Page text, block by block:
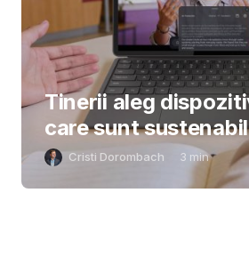
Tinerii aleg
care sunt
Cristi Dorombach 3 min